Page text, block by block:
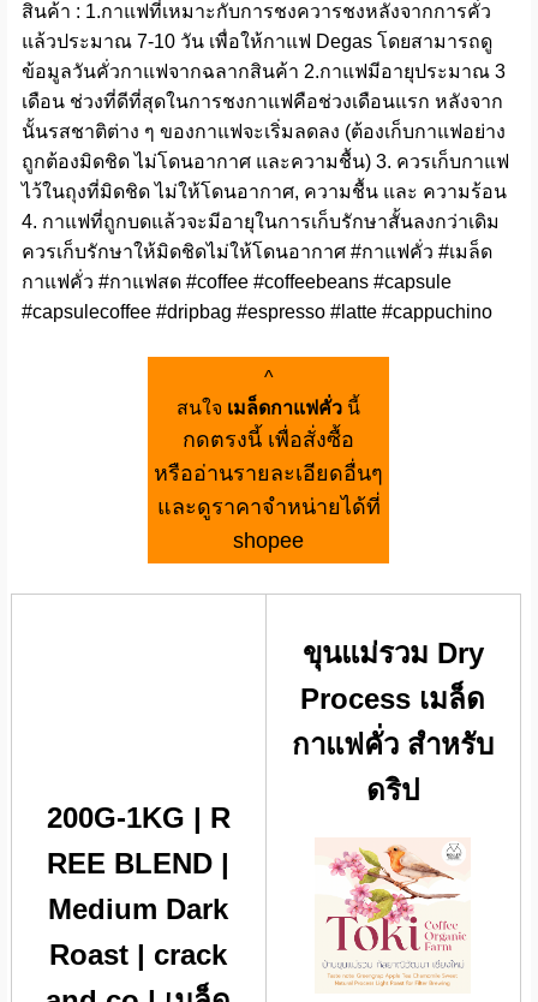
สินค้า : 1.กาแฟที่เหมาะกับการชงควารชงหลังจากการคั่ว
แล้วประมาณ 7-10 วัน เพื่อให้กาแฟ Degas โดยสามารถดู
ข้อมูลวันคั่วกาแฟจากฉลากสินค้า 2.กาแฟมีอายุประมาณ 3
เดือน ช่วงที่ดีที่สุดในการชงกาแฟคือช่วงเดือนแรก หลังจาก
นั้นรสชาติต่าง ๆ ของกาแฟจะเริ่มลดลง (ต้องเก็บกาแฟอย่าง
ถูกต้องมิดชิด ไม่โดนอากาศ และความชื้น) 3. ควรเก็บกาแฟ
ไว้ในถุงที่มิดชิด ไม่ให้โดนอากาศ, ความชื้น และ ความร้อน
4. กาแฟที่ถูกบดแล้วจะมีอายุในการเก็บรักษาสั้นลงกว่าเดิม
ควรเก็บรักษาให้มิดชิดไม่ให้โดนอากาศ #กาแฟคั่ว #เมล็ด
กาแฟคั่ว #กาแฟสด #coffee #coffeebeans #capsule
#capsulecoffee #dripbag #espresso #latte #cappuchino
^
สนใจ เมล็ดกาแฟคั่ว นี้
กดตรงนี้ เพื่อสั่งซื้อ
หรืออ่านรายละเอียดอื่นๆ
และดูราคาจำหน่ายได้ที่
shopee
200G-1KG | R
REE BLEND |
Medium Dark
Roast | crack
ขุนแม่รวม Dry
Process เมล็ด
กาแฟคั่ว สำหรับ
ดริป